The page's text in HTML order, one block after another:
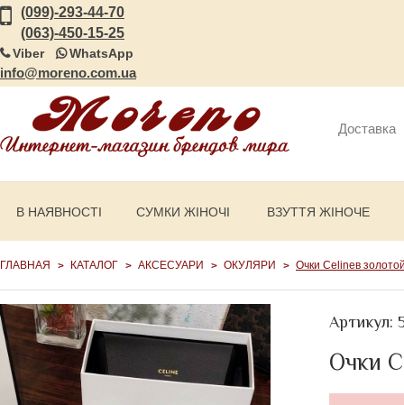
(099)-293-44-70
(063)-450-15-25
Viber WhatsApp
info@moreno.com.ua
Доставка
В НАЯВНОСТІ СУМКИ ЖІНОЧІ ВЗУТТЯ ЖІНОЧЕ
ГЛАВНАЯ КАТАЛОГ АКСЕСУАРИ ОКУЛЯРИ Очки Celineв
Артикул:
Очки